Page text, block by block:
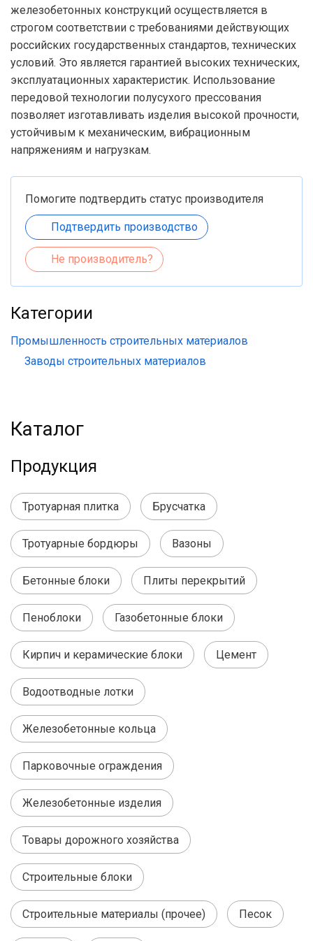
железобетонных конструкций осуществляется в
строгом соответствии с требованиями действующих
российских государственных стандартов, технических
условий. Это является гарантией высоких технических,
эксплуатационных характеристик. Использование
передовой технологии полусухого прессования
позволяет изготавливать изделия высокой прочности,
устойчивым к механическим, вибрационным
напряжениям и нагрузкам.
Помогите подтвердить статус производителя
Подтвердить производство
Не производитель?
Категории
Промышленность строительных материалов
Заводы строительных материалов
Каталог
Продукция
Тротуарная плитка Брусчатка
Тротуарные бордюры Вазоны
Бетонные блоки Плиты перекрытий
Пеноблоки Газобетонные блоки
Кирпич и керамические блоки Цемент
Водоотводные лотки
Железобетонные кольца
Парковочные ограждения
Железобетонные изделия
Товары дорожного хозяйства
Строительные блоки
Строительные материалы (прочее) Песок